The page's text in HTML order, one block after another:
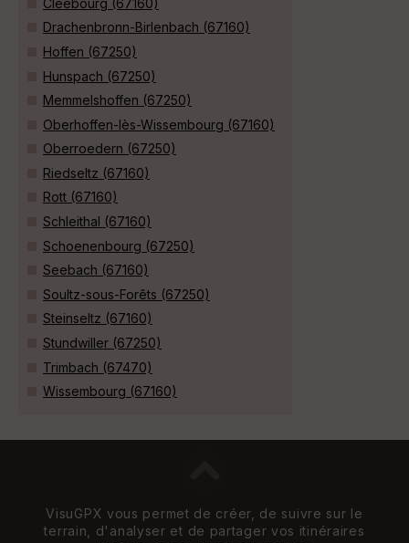
Drachenbronn-Birlenbach (67160)
Hoffen (67250)
Hunspach (67250)
Memmelshoffen (67250)
Oberhoffen-lès-Wissembourg (67160)
Oberroedern (67250)
Riedseltz (67160)
Rott (67160)
Schleithal (67160)
Schoenenbourg (67250)
Seebach (67160)
Soultz-sous-Forêts (67250)
Steinseltz (67160)
Stundwiller (67250)
Trimbach (67470)
Wissembourg (67160)
VisuGPX vous permet de créer, de suivre sur le
terrain, d'analyser et de partager vos itinéraires